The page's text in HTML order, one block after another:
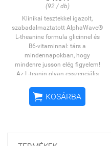
értékelik
Alacsony THC- tartalmú
kenderlevélből így nem bódító
hatású
Súly: 25g
(92 / db)
Klinikai tesztekkel igazolt,
szabadalmaztatott AlphaWave®
L-theanine formula glicinnel és
B6-vitaminnal: társ a
mindennapokban, hogy
mindenre jusson elég figyelem!
Az L-teanin olyan esszenciális
koncentráció és a figyelmi fókusz
fenntartását, mellékhatások
 KOSÁRBA